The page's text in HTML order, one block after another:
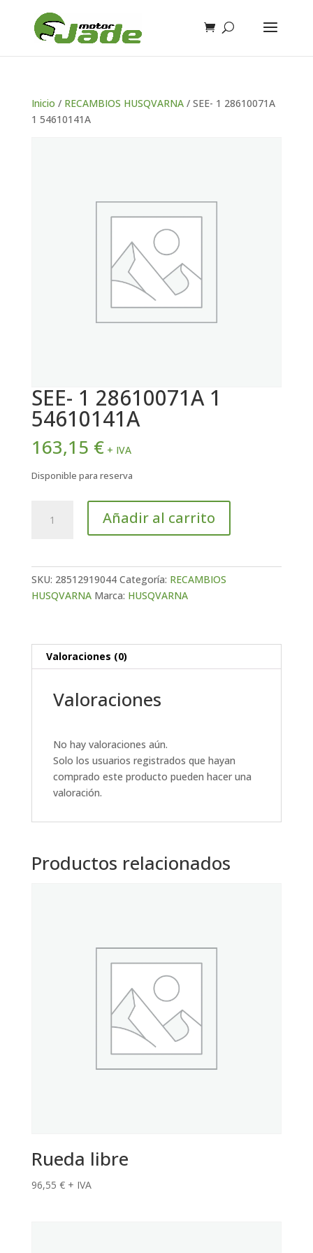
Inicio / RECAMBIOS HUSQVARNA/ SEE- 1 28610071A
1 54610141A
SEE- 1 28610071A 1
54610141A
163,15 € + IVA
Disponible para reserva
Añadir al carrito
SKU: 28512919044 Categoría: RECAMBIOS
HUSQVARNA Marca: HUSQVARNA
Valoraciones (0)
Valoraciones
No hay valoraciones aún.
Solo los usuarios registrados que hayan
comprado este producto pueden hacer una
valoración.
Productos relacionados
Rueda libre
96,55 € + IVA